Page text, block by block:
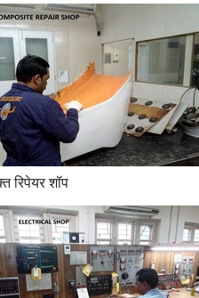
रिपेयर शॉप